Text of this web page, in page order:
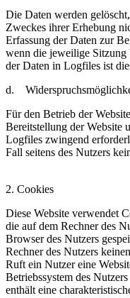
Die Daten werden
Zweckes ihrer Erhebung
Erfassung der Daten zur
wenn die jeweilige Sitzung
der Daten in Logfiles ist
d.
Für den Betrieb der
Bereitstellung der Website
Logfiles zwingend
Fall seitens des Nutzers
2. Cookies
Diese Website verwendet
die auf dem Rechner des
Browser des Nutzers
Rechner des Nutzers
Ruft ein Nutzer eine
Betriebssystem des
enthält eine